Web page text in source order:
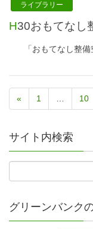
ライブラリー
H30おもてな
「おもてなし整
« 1 10
サイト内検索
グリーンバンク